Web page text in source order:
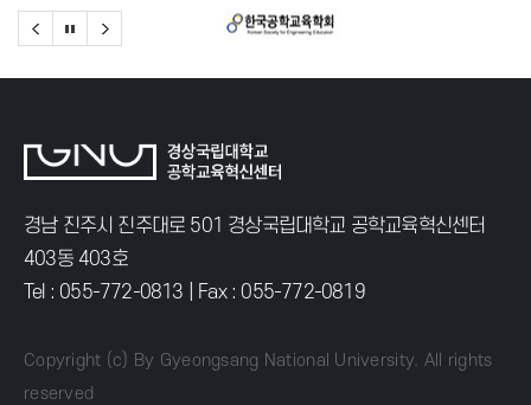
경남 진주시 진주대로 501 경상국립대학교 공학교육혁신센터
403동 403호
Tel : 055-772-0813 | Fax : 055-772-0819
Copyright (c) By Gyeongsang National University. All rights
reserved